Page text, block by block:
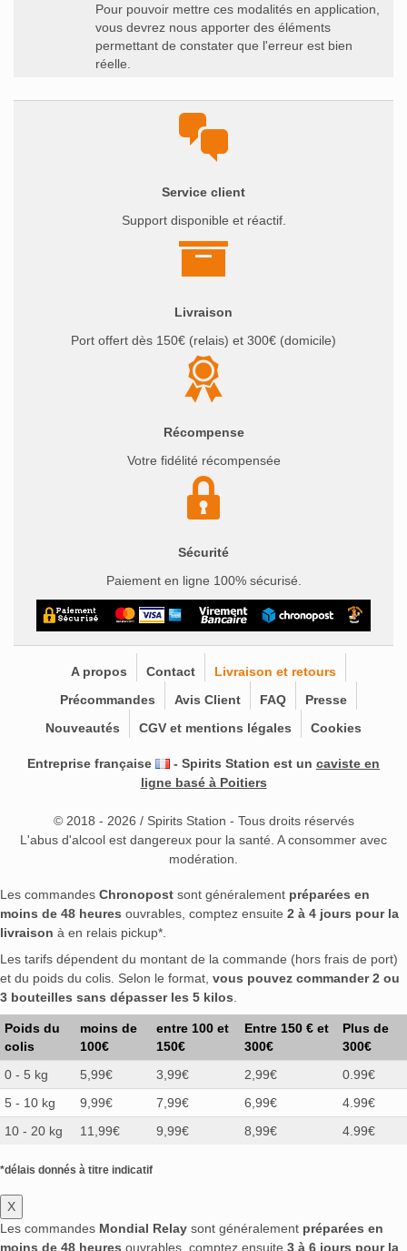
Pour pouvoir mettre ces modalités en application,
vous devrez nous apporter des éléments
permettant de constater que l'erreur est bien
réelle.
Service client
Support disponible et réactif.
Livraison
Port offert dès 150€ (relais) et 300€ (domicile)
Récompense
Votre fidélité récompensée
Sécurité
Paiement en ligne 100% sécurisé.
A propos Contact
Livraison et retours
Précommandes
Avis Client FAQ
Presse
Nouveautés
CGV et mentions légales Cookies
Entreprise française - Spirits Station est un caviste en
ligne basé à Poitiers
© 2018 - 2026 / Spirits Station - Tous droits réservés
L'abus d'alcool est dangereux pour la santé. A consommer avec
modération.
Les commandes Chronopost sont généralement préparées en
moins de 48 heures ouvrables, comptez ensuite 2 à 4 jours pour la
livraison à en relais pickup*.
Les tarifs dépendent du montant de la commande (hors frais de port)
et du poids du colis. Selon le format, vous pouvez commander 2 ou
3 bouteilles sans dépasser les 5 kilos
Poids du
colis
moins de
100€
entre 100 et
150€
Entre 150 € et
300€
Plus de
300€
0 - 5 kg
5,99€ 3,99€ 2,99€
0.99€
5 - 10 kg
9,99€ 7,99€ 6,99€
4.99€
10 - 20 kg
11,99€ 9,99€ 8,99€ 4.99€
*délais donnés à titre indicatif
X
Les commandes Mondial Relay sont généralement préparées en
moins de 48 heures ouvrables, comptez ensuite 3 à 6 jours pour la